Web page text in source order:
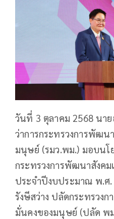
วันที่ 3 ตุลาคม 2568 นา
ว่าการกระทรวงการพัฒน
มนุษย์ (รมว.พม.) มอบนโ
กระทรวงการพัฒนาสังค
ประจำปีงบประมาณ พ.ศ
รังษีสว่าง ปลัดกระทรวง
มั่นคงของมนุษย์ (ปลัด พ